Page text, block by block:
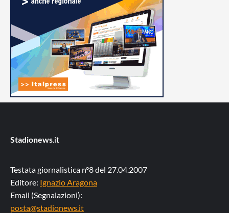
Stadionews.it
Testata giornalistica n°8 del 27.04.2007
Editore: Ignazio Aragona
Email (Segnalazioni):
posta@stadionews.it